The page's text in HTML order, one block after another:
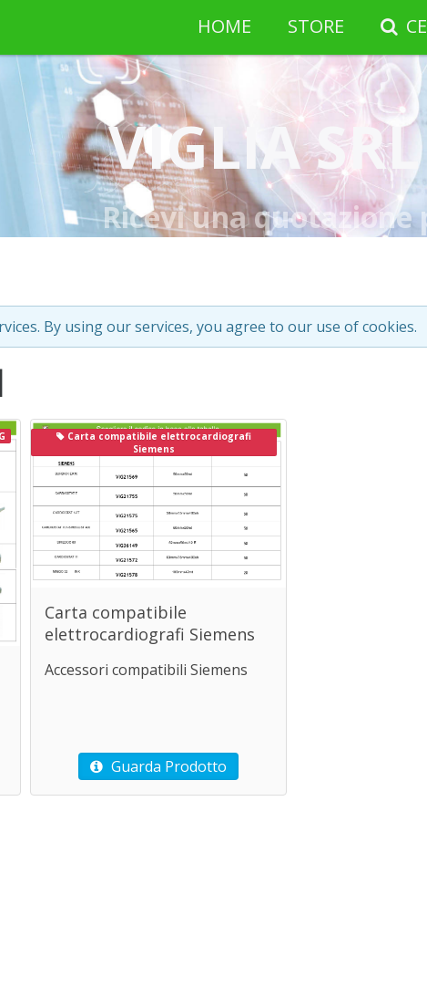
HOME STORE
VIGLIA
Ricevi una quotazione
By using our services, you agree to our use of cookies.
Carta compatibile elettrocardiografi
Siemens
Carta compatibile
elettrocardiografi Siemens
Accessori compatibili Siemens
Guarda Prodotto